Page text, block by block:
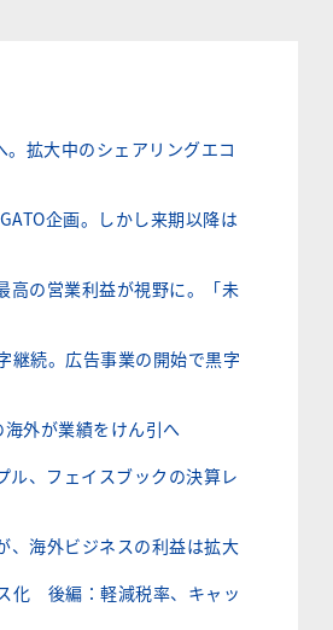
。拡大中のシェアリングエコ
企画。しかし来期以降は
高の営業利益が視野に。「未
継続。広告事業の開始で黒字
外が業績をけん引へ
ル、フェイスブックの決算レ
、海外ビジネスの利益は拡大
化 後編：軽減税率、キャッ